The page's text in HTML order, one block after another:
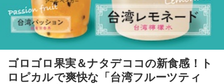
ゴロゴロ果実＆ナタデココの新食感！ト
ロピカルで爽快な「台湾フルーツティ